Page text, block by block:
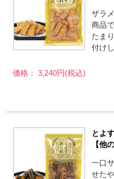
ザラ
商品で
たま
付け
価格： 3,240円(税込)
とよ
【他
一口
せた